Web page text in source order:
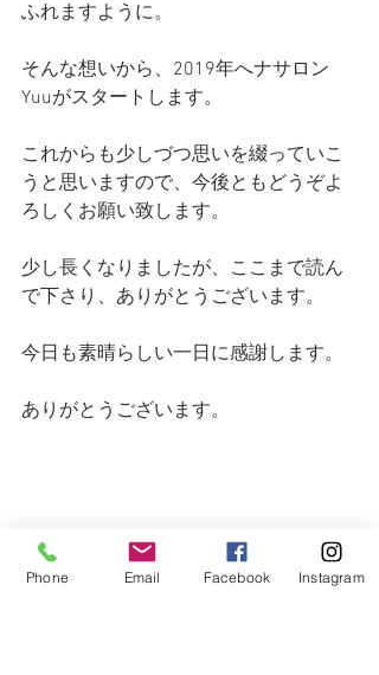
ふれますように。
そんな想いから、2019年へナサロン
Yuuがスタートします。
これからも少しづつ思いを綴っていこ
うと思いますので、今後ともどうぞよ
ろしくお願い致します。
少し長くなりましたが、ここまで読ん
で下さり、ありがとうございます。
今日も素晴らしい一日に感謝します。
ありがとうございます。
Phone Email Facebook Instagram